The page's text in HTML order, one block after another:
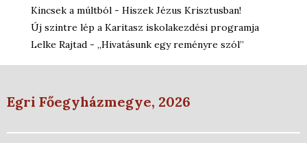
Kincsek a múltból - Hiszek Jézus Krisztusban!
Új szintre lép a Karitasz iskolakezdési programja
Lelke Rajtad - „Hivatásunk egy reményre szól”
Egri Főegyházmegye, 2026